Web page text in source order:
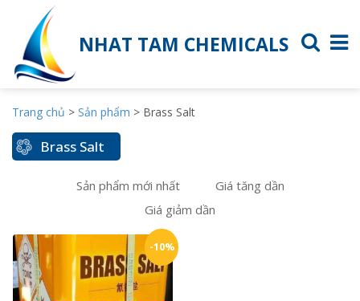
NHAT TAM CHEMICALS
Trang chủ > Sản phẩm > Brass Salt
Brass Salt
Sản phẩm mới nhất
Giá tăng dần
Giá giảm dần
-10%